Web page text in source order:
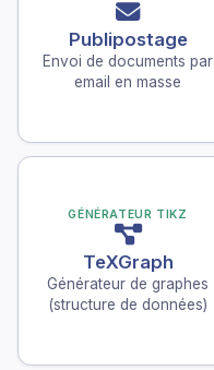
Publipostage
Envoi de documents par
email en masse
GÉNÉRATEUR TIKZ
TeXGraph
Générateur de graphes
(structure de données)